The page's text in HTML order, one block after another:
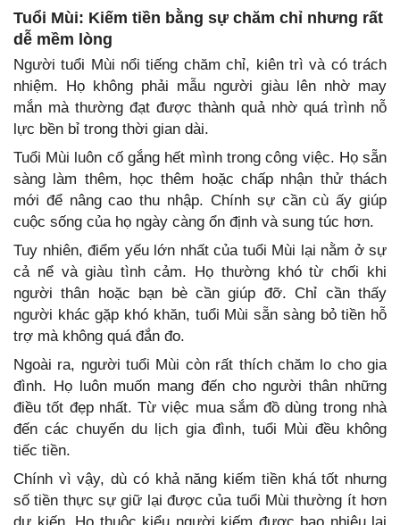
Tuổi Mùi: Kiếm tiền bằng sự chăm chỉ nhưng rất
dễ mềm lòng
Người tuổi Mùi nổi tiếng chăm chỉ, kiên trì và có trách
nhiệm. Họ không phải mẫu người giàu lên nhờ may
mắn mà thường đạt được thành quả nhờ quá trình nỗ
lực bền bỉ trong thời gian dài.
Tuổi Mùi luôn cố gắng hết mình trong công việc. Họ sẵn
sàng làm thêm, học thêm hoặc chấp nhận thử thách
mới để nâng cao thu nhập. Chính sự cần cù ấy giúp
cuộc sống của họ ngày càng ổn định và sung túc hơn.
Tuy nhiên, điểm yếu lớn nhất của tuổi Mùi lại nằm ở sự
cả nể và giàu tình cảm. Họ thường khó từ chối khi
người thân hoặc bạn bè cần giúp đỡ. Chỉ cần thấy
người khác gặp khó khăn, tuổi Mùi sẵn sàng bỏ tiền hỗ
trợ mà không quá đắn đo.
Ngoài ra, người tuổi Mùi còn rất thích chăm lo cho gia
đình. Họ luôn muốn mang đến cho người thân những
điều tốt đẹp nhất. Từ việc mua sắm đồ dùng trong nhà
đến các chuyến du lịch gia đình, tuổi Mùi đều không
tiếc tiền.
Chính vì vậy, dù có khả năng kiếm tiền khá tốt nhưng
số tiền thực sự giữ lại được của tuổi Mùi thường ít hơn
dự kiến. Họ thuộc kiểu người kiếm được bao nhiêu lại